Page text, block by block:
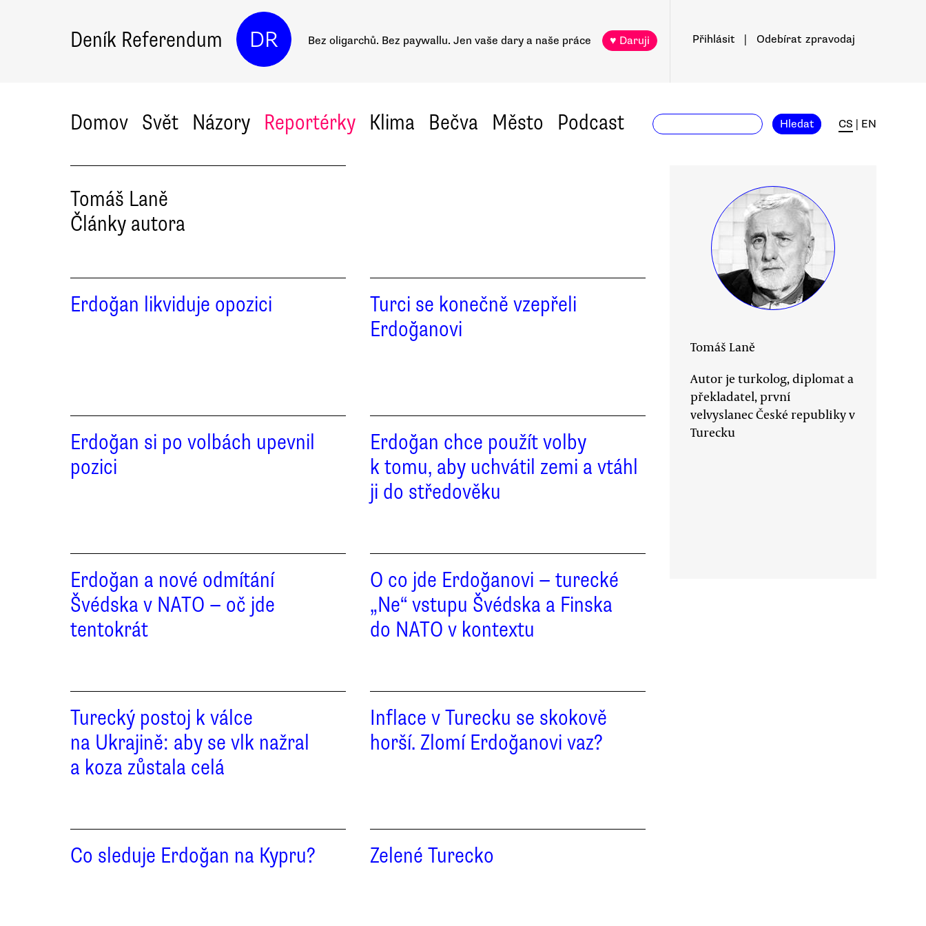
Deník Referendum DR Bez oligarchů. Bez paywallu. Jen vaše dary a naše práce ♥ Daruji Přihlásit Odebírat zpravodaj
Domov Svět Názory Reportérky Klima Bečva Město Podcast Hledat CS EN
Tomáš Laně
Články autora
Erdoğan likviduje opozici
Turci se konečně vzepřeli
Erdoğanovi
Erdoğan si po volbách upevnil
pozici
Erdoğan chce použít volby
k tomu, aby uchvátil zemi a vtáhl
ji do středověku
Erdoğan a nové odmítání
Švédska v NATO — oč jde
tentokrát
O co jde Erdoğanovi — turecké
„Ne“ vstupu Švédska a Finska
do NATO v kontextu
Turecký postoj k válce
na Ukrajině: aby se vlk nažral
a koza zůstala celá
Inflace v Turecku se skokově
horší. Zlomí Erdoğanovi vaz?
Co sleduje Erdoğan na Kypru? Zelené Turecko
Tomáš Laně
Autor je turkolog, diplomat a
překladatel, první
velvyslanec České republiky v
Turecku